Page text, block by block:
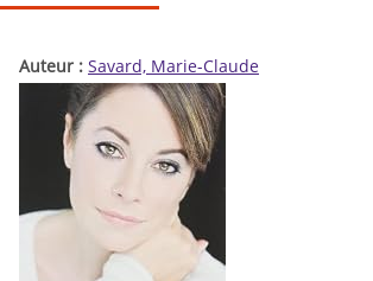
Auteur : Savard, Marie-Claude